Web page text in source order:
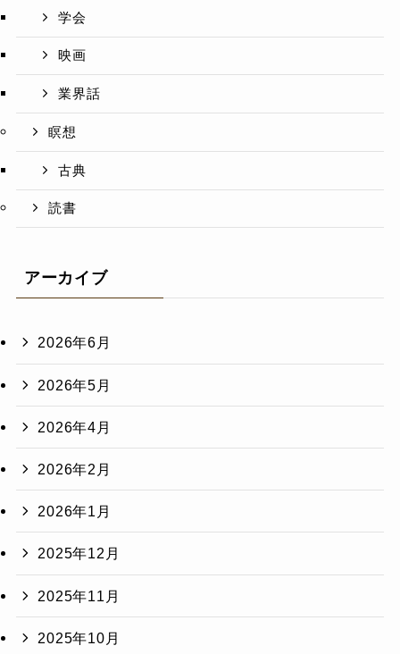
学会
映画
業界話
瞑想
古典
読書
アーカイブ
2026年6月
2026年5月
2026年4月
2026年2月
2026年1月
2025年12月
2025年11月
2025年10月